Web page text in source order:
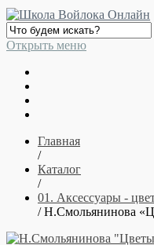
Открыть меню
Главная
/
Каталог
/
01. Аксессуары -
/ Н.Смольянинова